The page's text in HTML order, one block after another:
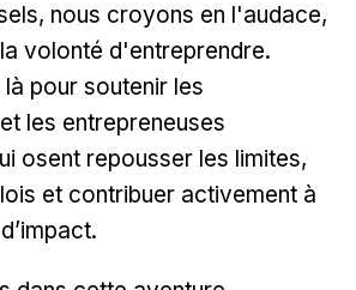
nous croyons en l'audace,
volonté d'entreprendre.
pour soutenir les
les entrepreneuses
osent repousser les limites,
et contribuer activement à